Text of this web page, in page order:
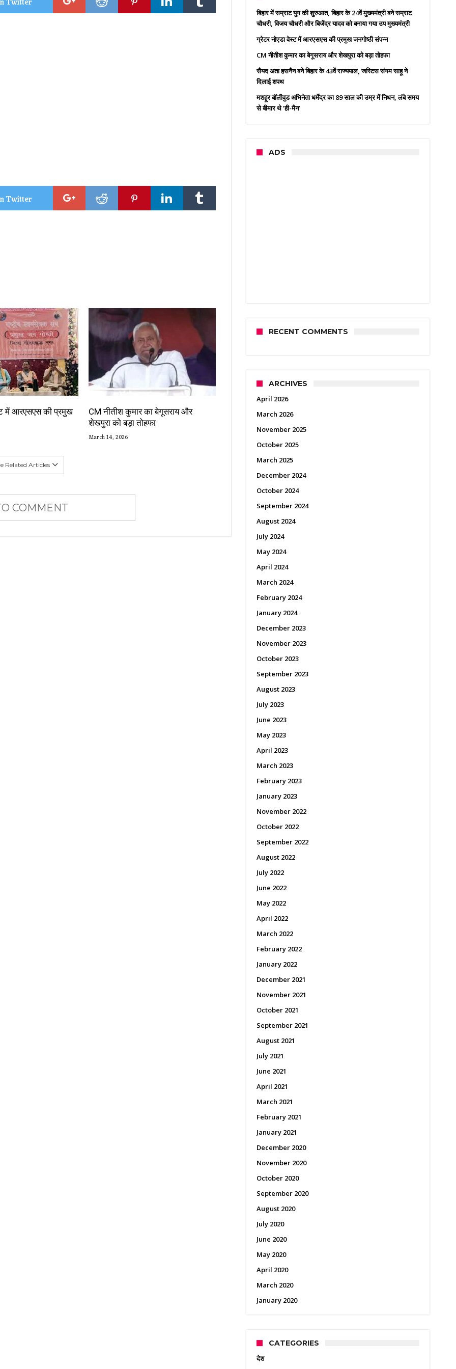
Twitter
Twitter
में आरएसएस की प्रमुख
CM नीतीश कुमार का बेगूसराय और
शेखपुरा को बड़ा तोहफा
March 14, 2026
Related Articles
COMMENT
बिहार में सम्राट युग की शुरुआत, बिहार के 24वें मुख्यमंत्री बने सम्राट
चौधरी, विजय चौधरी और बिजेंद्र यादव को बनाया गया उप मुख्यमंत्री
ग्रेटर नोएडा वेस्ट में आरएसएस की प्रमुख जनगोष्ठी संपन्न
CM नीतीश कुमार का बेगूसराय और शेखपुरा को बड़ा तोहफा
सैयद अता हसनैन बने बिहार के 43वें राज्यपाल, जस्टिस संगम साहू ने
दिलाई शपथ
मशहूर बॉलीवुड अभिनेता धर्मेंद्र का 89 साल की उम्र में निधन, लंबे समय
से बीमार थे ‘ही-मैन’
ADS
RECENT COMMENTS
ARCHIVES
April 2026
March 2026
November 2025
October 2025
March 2025
December 2024
October 2024
September 2024
August 2024
July 2024
May 2024
April 2024
March 2024
February 2024
January 2024
December 2023
November 2023
October 2023
September 2023
August 2023
July 2023
June 2023
May 2023
April 2023
March 2023
February 2023
January 2023
November 2022
October 2022
September 2022
August 2022
July 2022
June 2022
May 2022
April 2022
March 2022
February 2022
January 2022
December 2021
November 2021
October 2021
September 2021
August 2021
July 2021
June 2021
April 2021
March 2021
February 2021
January 2021
December 2020
November 2020
October 2020
September 2020
August 2020
July 2020
June 2020
May 2020
April 2020
March 2020
January 2020
CATEGORIES
देश